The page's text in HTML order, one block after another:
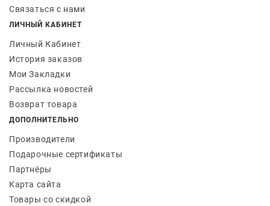
Связаться с нами
ЛИЧНЫЙ КАБИНЕТ
Личный Кабинет
История заказов
Мои Закладки
Рассылка новостей
Возврат товара
ДОПОЛНИТЕЛЬНО
Производители
Подарочные сертификаты
Партнёры
Карта сайта
Товары со скидкой